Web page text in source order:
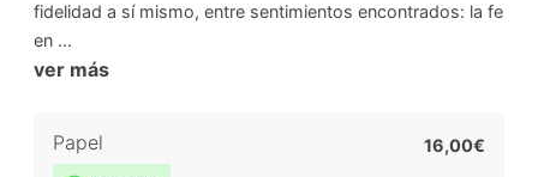
fidelidad a sí mismo, entre sentimientos encontrados: la fe
en ...
ver más
Papel 16,00€